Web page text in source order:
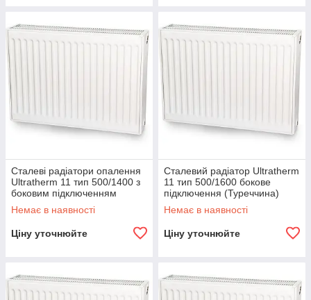
Сталеві радіатори опалення
Ultratherm 11 тип 500/1400 з
боковим підключенням
(Туреччина)
Немає в наявності
Ціну уточнюйте
Сталевий радіатор Ultratherm
11 тип 500/1600 бокове
підключення (Туреччина)
Немає в наявності
Ціну уточнюйте